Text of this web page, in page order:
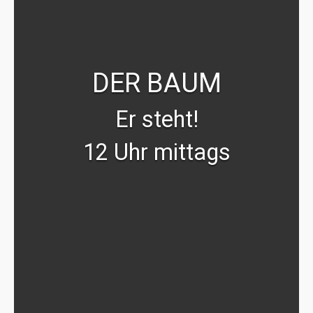
DER BAUM
Er steht!
12 Uhr mittags